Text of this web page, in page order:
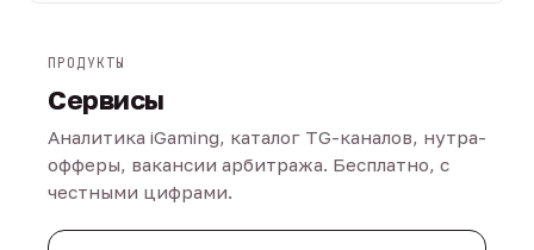
ПРОДУКТЫ
Сервисы
Аналитика iGaming, каталог TG-каналов, нутра-
офферы, вакансии арбитража. Бесплатно, с
честными цифрами.